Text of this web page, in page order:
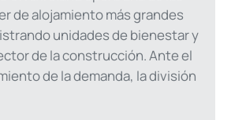
de alojamiento más grandes
unidades de bienestar y
de la construcción. Ante el
de la demanda, la división